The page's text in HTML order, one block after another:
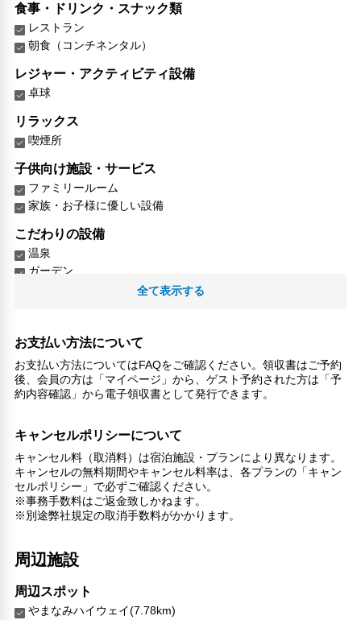
食事・ドリンク・スナック類
レストラン
朝食（コンチネンタル）
レジャー・アクティビティ設備
卓球
リラックス
喫煙所
子供向け施設・サービス
ファミリールーム
家族・お子様に優しい設備
こだわりの設備
温泉
ガーデン
館内施設・便利なサービス
コンシェルジュ
館内ショップ
バリアフリー対応
車椅子OK
対応言語
韓国語
その他サービス
自動販売機
暖炉
全て表示する
お支払い方法について
お支払い方法についてはFAQをご確認ください。領収書はご予約
後、会員の方は「マイページ」から、ゲスト予約された方は「予
約内容確認」から電子領収書として発行できます。
キャンセルポリシーについて
キャンセル料（取消料）は宿泊施設・プランにより異なります。
キャンセルの無料期間やキャンセル料率は、各プランの「キャン
セルポリシー」で必ずご確認ください。
※事務手数料はご返金致しかねます。
※別途弊社規定の取消手数料がかかります。
周辺施設
周辺スポット
やまなみハイウェイ(7.78km)